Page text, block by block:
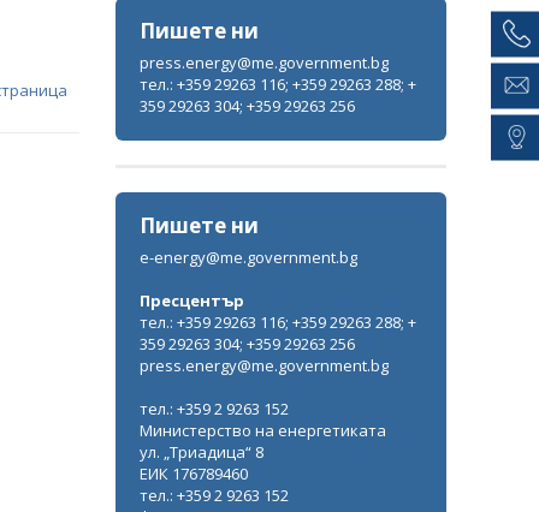
Пишете ни
press.energy@me.government.bg
тел.: +359 29263 116; +359 29263 288; +
359 29263 304; +359 29263 256
Пишете ни
e-energy@me.government.bg
Пресцентър
тел.: +359 29263 116; +359 29263 288; +
359 29263 304; +359 29263 256
press.energy@me.government.bg
тел.: +359 2 9263 152
Министерство на енергетиката
ул. „Триадица“ 8
ЕИК 176789460
тел.: +359 2 9263 152